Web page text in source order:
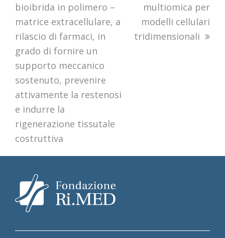
bioibrida in polimero –
matrice extracellulare, a
rilascio di farmaci, in
grado di fornire un
supporto meccanico
sostenuto, prevenire
attivamente la restenosi
e indurre la
rigenerazione tissutale
costruttiva
multiomica per
modelli cellulari
tridimensionali